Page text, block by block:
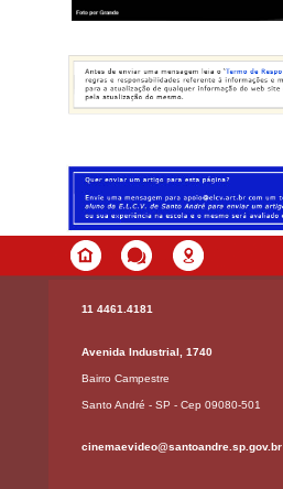
11 4461.4181
Avenida Industrial, 1740
Bairro Campestre
Santo André - SP - Cep 09080-501
cinemaevideo@santoandre.sp.gov.br